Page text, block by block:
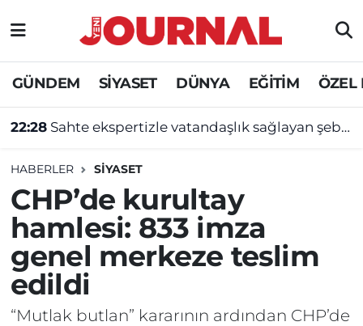
GÜNDEM SİYASET DÜNYA EĞİTİM ÖZEL
22:28 Sahte ekspertizle vatandaşlık sağlayan şebekeye operasyon
HABERLER SİYASET
CHP’de kurultay
hamlesi: 833 imza
genel merkeze teslim
edildi
“Mutlak butlan” kararının ardından CHP’de
GÜNDEM
SİYASET
DÜNYA
EĞİTİM
ÖZEL HABER
Nöbetçi Eczaneler
Hava Durumu
Süper Lig Puan Durumu ve Fikstür
Tüm Manşetler
Son Dakika Haberleri
Haber Arşivi